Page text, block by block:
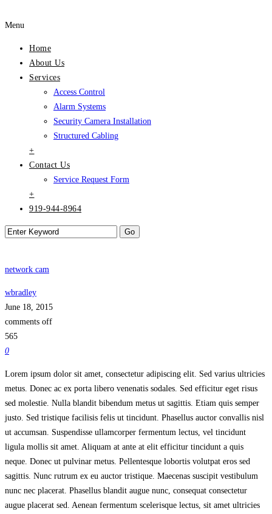
Menu
Home
About Us
Services
Access Control
Alarm Systems
Security Camera Installation
Structured Cabling
+
Contact Us
Service Request Form
+
919-944-8964
network cam
wbradley
June 18, 2015
comments off
565
0
Lorem ipsum dolor sit amet, consectetur adipiscing elit. Sed varius ultricies
metus. Donec ac ex porta libero venenatis sodales. Sed efficitur eget risus
sed molestie. Nulla blandit bibendum metus ut sagittis. Etiam quis semper
justo. Sed tristique facilisis felis ut tincidunt. Phasellus auctor convallis nisl
ut accumsan. Suspendisse ullamcorper fermentum lectus, vel tincidunt
ligula mollis sit amet. Aliquam at ante at elit efficitur tincidunt a quis
neque. Donec ut pulvinar metus. Pellentesque lobortis volutpat eros sed
sagittis. Nunc rutrum ex eu auctor tristique. Maecenas suscipit vestibulum
nunc nec placerat. Phasellus blandit augue nunc, consequat consectetur
augue placerat sed. Aenean fermentum scelerisque lectus, sit amet ultricies